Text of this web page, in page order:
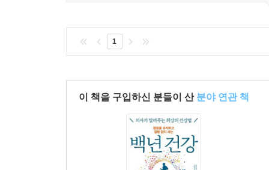
1
이 책을 구입하신 분들이 산 분야 연관 책